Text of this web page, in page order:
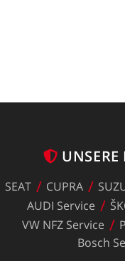
UNSERE
SEAT CUPRA
AUDI Service
VW NFZ Service
Bosch